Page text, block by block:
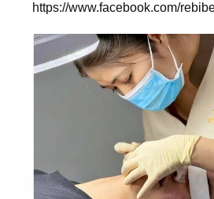
https://www.facebook.com/